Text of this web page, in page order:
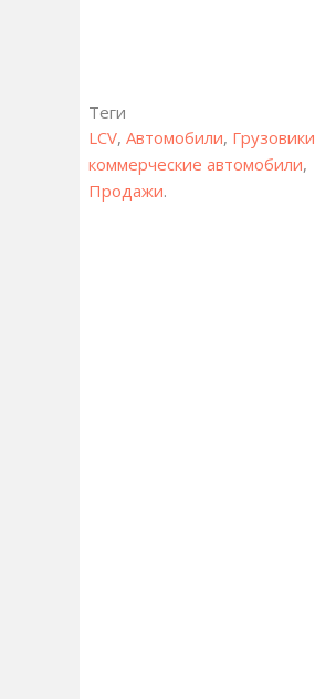
Теги
LCV, Автомобили, Грузовики
коммерческие автомобили,
Продажи.